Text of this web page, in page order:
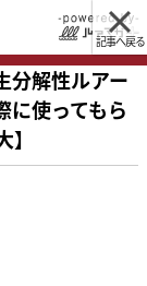
記事へ戻る
分解性ルアー
に使ってもら